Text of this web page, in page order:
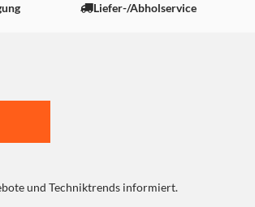
Liefer-/Abholservice
und Techniktrends informiert.